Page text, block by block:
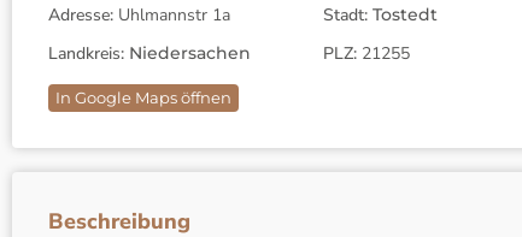
Adresse: Uhlmannstr 1a Stadt: Tostedt
Landkreis: Niedersachen PLZ: 21255
In Google Maps öffnen
Beschreibung